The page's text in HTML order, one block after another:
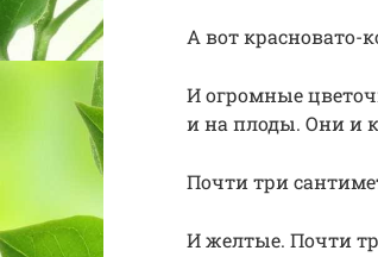
А вот красновато-
И огромные
и на плоды. Они и
Почти три
И желтые. Почти